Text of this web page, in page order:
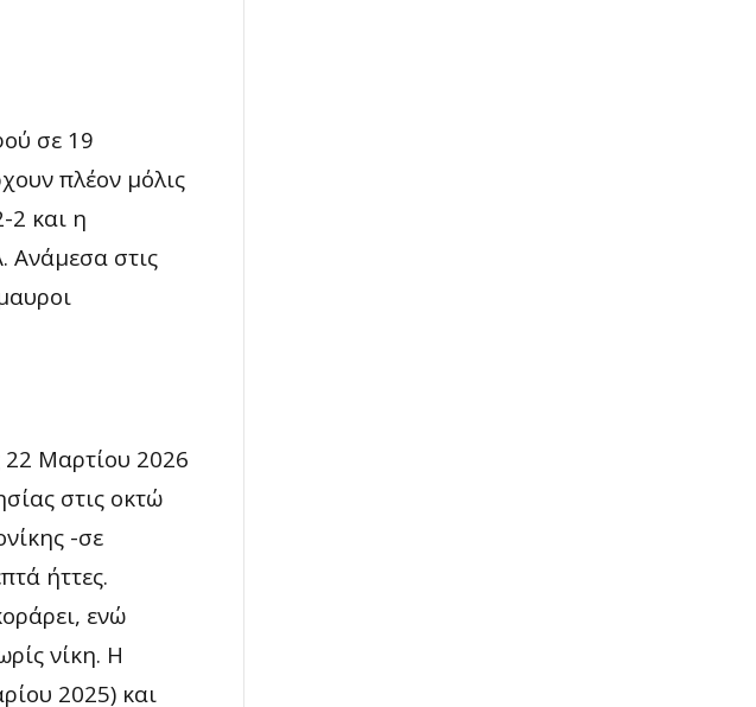
σε 19
πλέον μόλις
2 και η
Ανάμεσα στις
22 Μαρτίου 2026
στις οκτώ
-σε
ήττες.
ενώ
νίκη. Η
2025) και